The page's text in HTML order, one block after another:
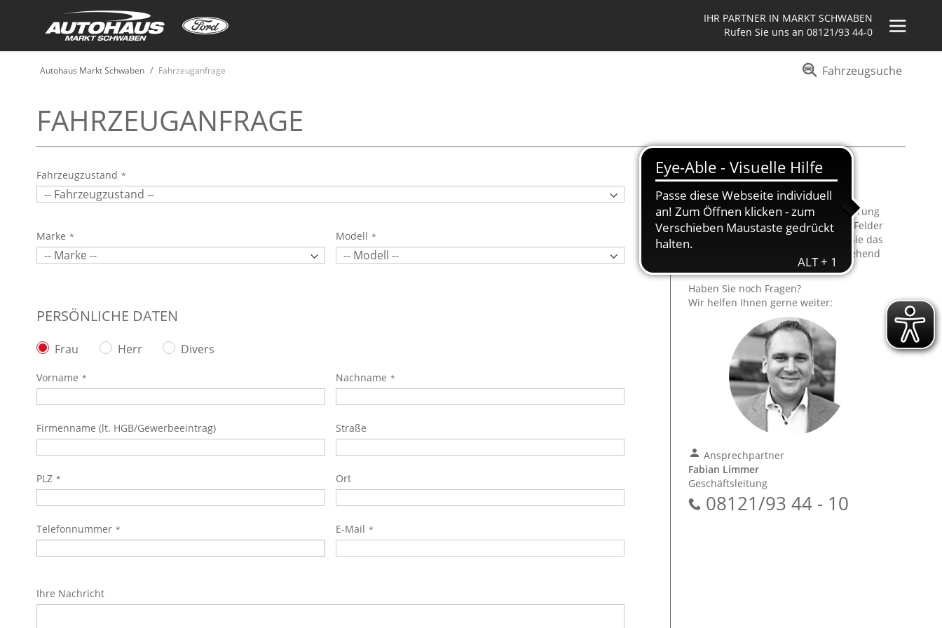
Autohaus Markt Schwaben Fahrzeuganfrage Fahrzeugsuche
IHR PARTNER IN MARKT SCHWABEN
Rufen Sie uns an 08121/93 44-0
FAHRZEUGANFRAGE
Fahrzeugzustand
Marke Modell
PERSÖNLICHE DATEN
Frau Herr Divers
Vorname Nachname
Firmenname (lt. HGB/Gewerbeeintrag) Straße
PLZ Ort
Telefonnummer E-Mail
Ihre Nachricht
Informationen
Um eine schnellere Terminvereinbarung
zu garantieren, füllen Sie bitte alle Felder
wahrheitsgemäß aus und senden Sie das
Formular ab. Wir melden uns umgehend
Haben Sie noch Fragen?
Wir helfen Ihnen gerne weiter:
Ansprechpartner
Fabian Limmer
Geschäftsleitung
08121/93 44 - 10